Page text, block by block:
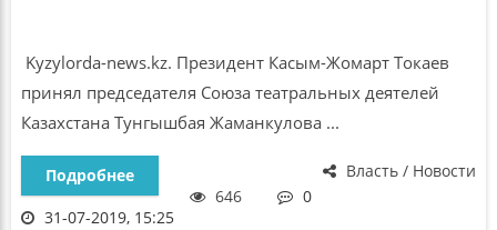
Kyzylorda-news.kz. Президент Касым-Жомарт Токаев
принял председателя Союза театральных деятелей
Казахстана Тунгышбая Жаманкулова ...
Власть / Новости
Подробнее
646
0
31-07-2019, 15:25